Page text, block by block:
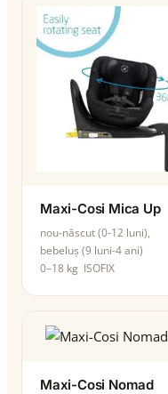
Maxi-Cosi Mica Up
nou-născut (0-12 luni),
bebeluș (9 luni-4 ani)
0–18 kg ISOFIX
Maxi-Cosi Nomad